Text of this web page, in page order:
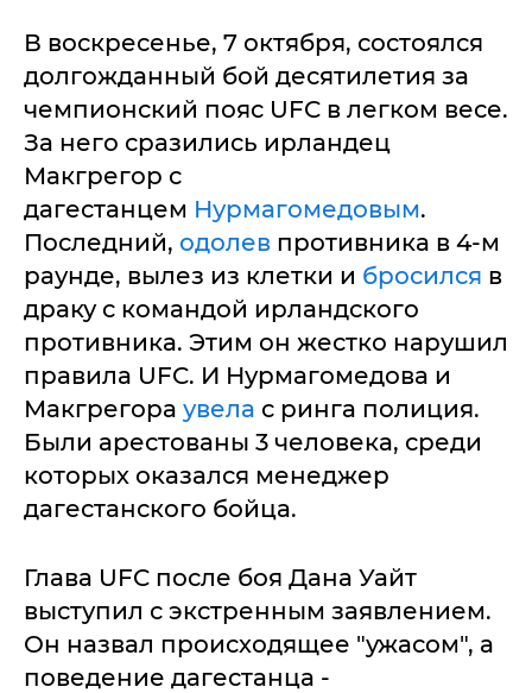
В воскресенье, 7 октября, состоялся
долгожданный бой десятилетия за
чемпионский пояс UFC в легком весе.
За него сразились ирландец
Макгрегор с
дагестанцем Нурмагомедовым.
Последний, одолев противника в 4-м
раунде, вылез из клетки и бросился в
драку с командой ирландского
противника. Этим он жестко нарушил
правила UFC. И Нурмагомедова и
Макгрегора увела с ринга полиция.
Были арестованы 3 человека, среди
которых оказался менеджер
дагестанского бойца.
Глава UFC после боя Дана Уайт
выступил с экстренным заявлением.
Он назвал происходящее "ужасом", а
поведение дагестанца -